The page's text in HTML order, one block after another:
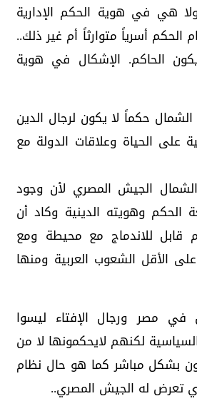
هي في هوية الحكم الإدارية
أسرياً متوارثاً أم غير ذلك..
الحاكم. الإشكال في هوية
حكماً لا يكون لرجال الدين
على الحياة وعلاقات الدولة مع
الجيش المصري لأن وجود
الحكم وهويته الدينية وكاد أن
للاندماج مع محيطة ومع
الأقل الشعوب العربية ومنها
في مصر ورجال الإفتاء ليسوا
لكنهم لايحكمونها لا من
بشكل مباشر كما هو حال نظام
تعرض له الجيش المصري..